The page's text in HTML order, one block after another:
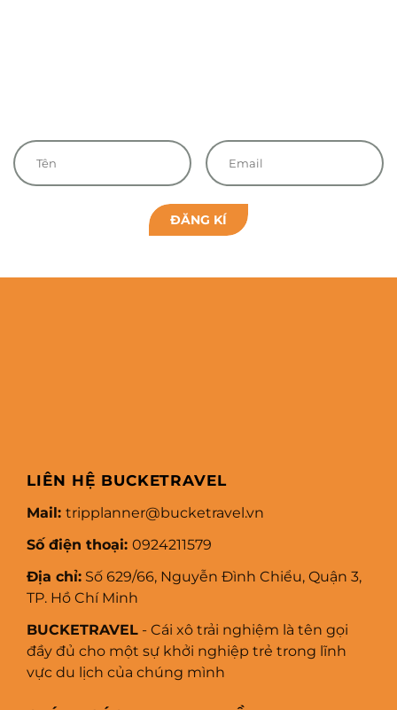
ĐĂNG KÍ
LIÊN HỆ BUCKETRAVEL
Mail: tripplanner@bucketravel.vn
Số điện thoại: 0924211579
Địa chỉ: Số 629/66, Nguyễn Đình Chiểu, Quận 3,
TP. Hồ Chí Minh
BUCKETRAVEL - Cái xô trải nghiệm là tên gọi
đầy đủ cho một sự khởi nghiệp trẻ trong lĩnh
vực du lịch của chúng mình